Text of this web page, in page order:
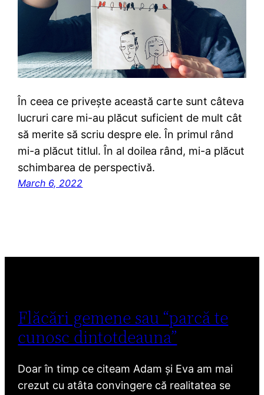
În ceea ce privește această carte sunt câteva
lucruri care mi-au plăcut suficient de mult cât
să merite să scriu despre ele. În primul rând
mi-a plăcut titlul. În al doilea rând, mi-a plăcut
schimbarea de perspectivă.
March 6, 2022
Flăcări gemene sau “parcă te
cunosc dintotdeauna”
Doar în timp ce citeam Adam și Eva am mai
crezut cu atâta convingere că realitatea se